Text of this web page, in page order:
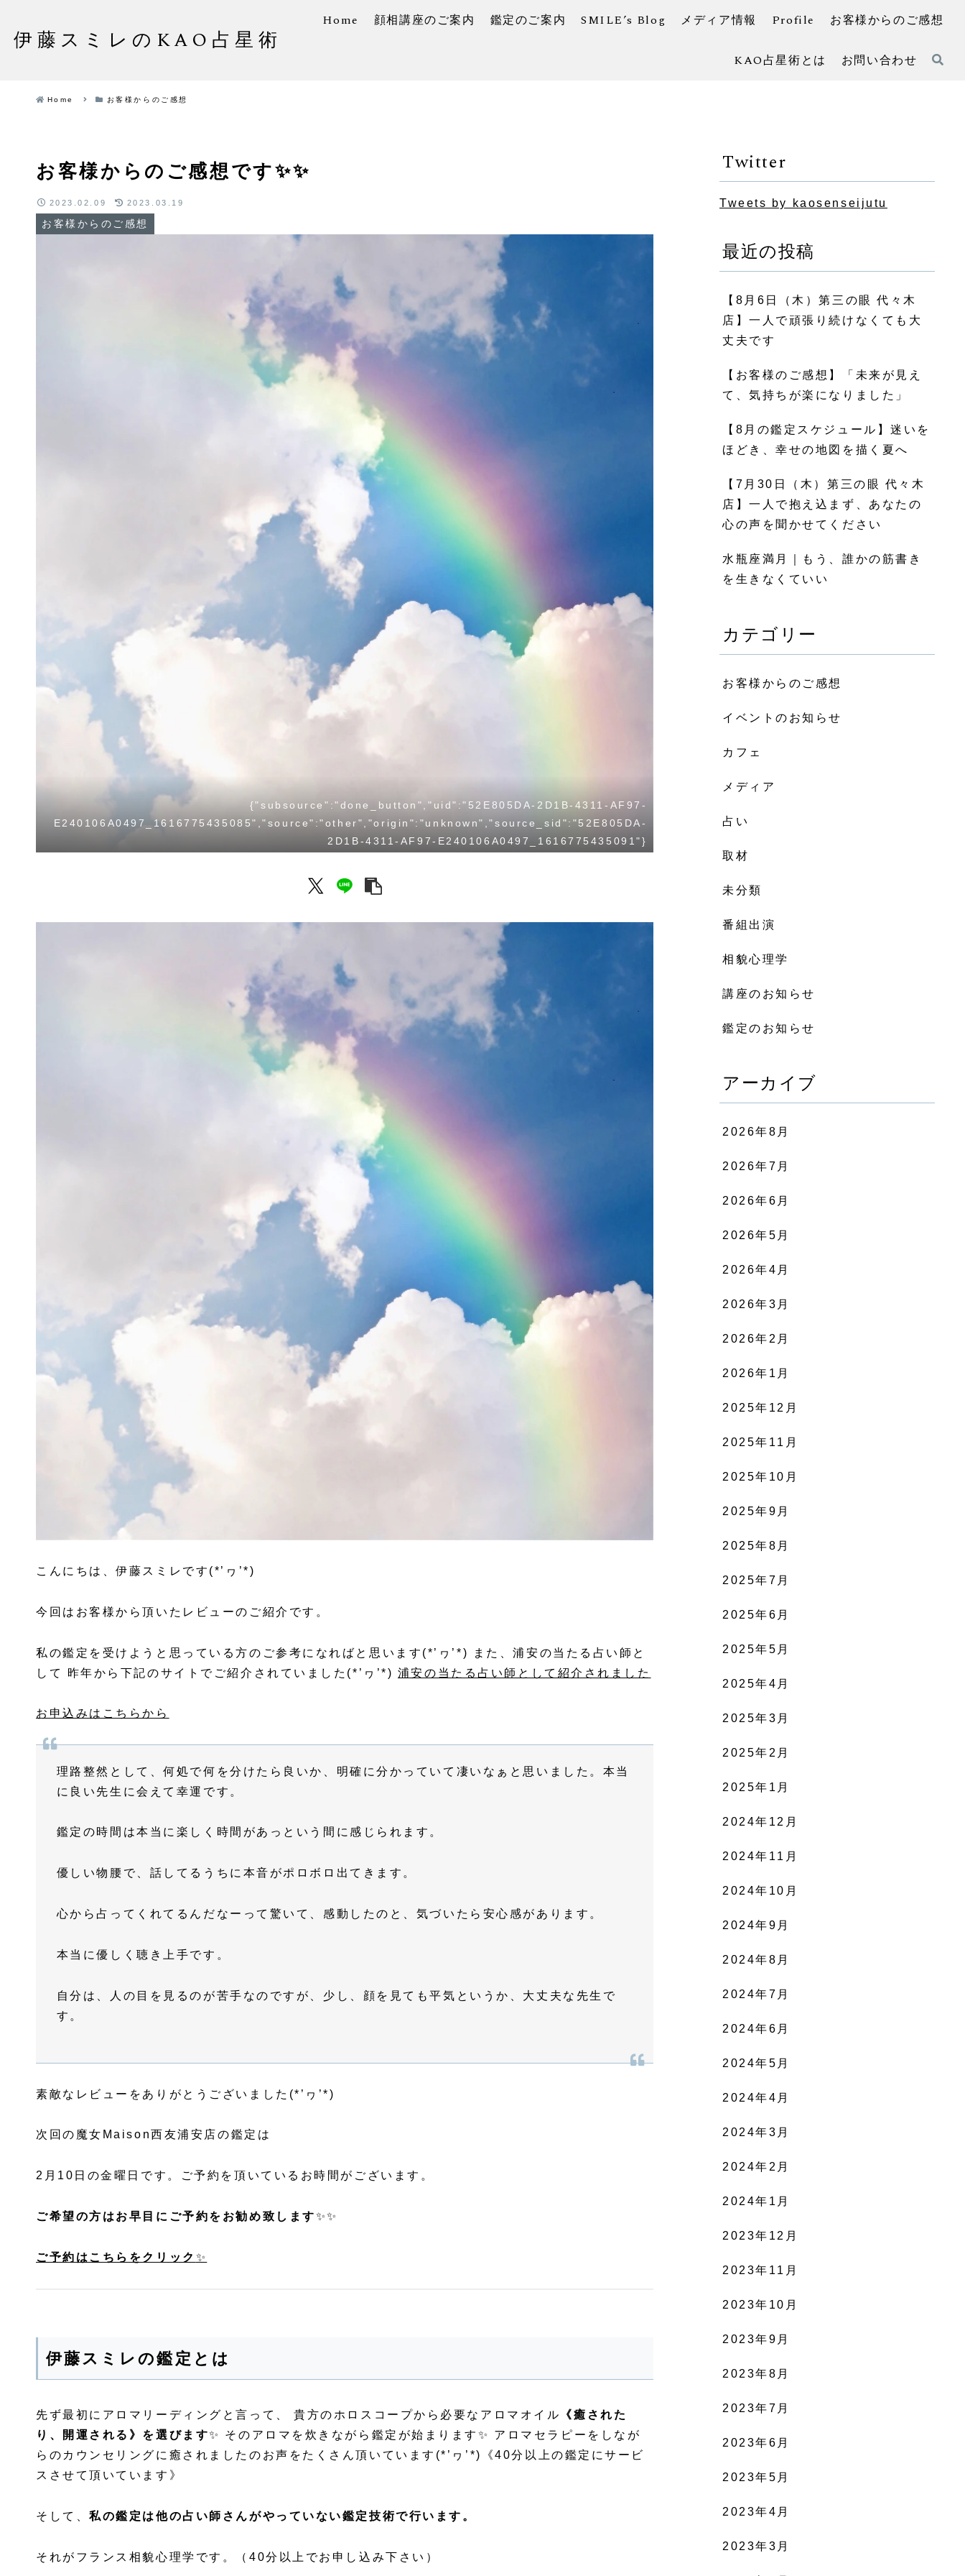
伊藤スミレのKAO占星術
Home 顔相講座のご案内 鑑定のご案内 SMILE’s Blog メディア情報 Profile お客様からのご感想
KAO占星術とは お問い合わせ
Home お客様からのご感想
お客様からのご感想です✨✨
お客様からのご感想
{"subsource":"done_button","uid":"52E805DA-2D1B-4311-AF97-
E240106A0497_1616775435085","source":"other","origin":"unknown","source_sid":"52E805DA-
2D1B-4311-AF97-E240106A0497_1616775435091"}
2023.02.09 2023.03.19
こんにちは、伊藤スミレです(*’ヮ’*)
今回はお客様から頂いたレビューのご紹介です。
私の鑑定を受けようと思っている方のご参考になればと思います(*’ヮ’*) また、浦安の当たる占い師と
して 昨年から下記のサイトでご紹介されていました(*’ヮ’*) 浦安の当たる占い師として紹介されました
お申込みはこちらから
理路整然として、何処で何を分けたら良いか、明確に分かっていて凄いなぁと思いました。本当
に良い先生に会えて幸運です。
鑑定の時間は本当に楽しく時間があっという間に感じられます。
優しい物腰で、話してるうちに本音がポロボロ出てきます。
心から占ってくれてるんだなーって驚いて、感動したのと、気づいたら安心感があります。
本当に優しく聴き上手です。
自分は、人の目を見るのが苦手なのですが、少し、顔を見ても平気というか、大丈夫な先生で
す。
素敵なレビューをありがとうございました(*’ヮ’*)
次回の魔女Maison西友浦安店の鑑定は
2月10日の金曜日です。ご予約を頂いているお時間がございます。
ご希望の方はお早目にご予約をお勧め致します✨✨
ご予約はこちらをクリック ✨
伊藤スミレの鑑定とは
先ず最初にアロマリーディングと言って、 貴方のホロスコープから必要なアロマオイル
《癒された
り、開運される》を選びます✨ そのアロマを炊きながら鑑定が始まります✨ アロマセラピーをしなが
らのカウンセリングに癒されましたのお声をたくさん頂いています(*’ヮ’*)《40分以上の鑑定にサービ
スさせて頂いています》
そして、私の鑑定は他の占い師さんがやっていない鑑定技術で行います。
それがフランス相貌心理学です。（40分以上でお申し込み下さい）
Twitter
Tweets by kaosenseijutu
最近の投稿
【8月6日（木）第三の眼 代々木
店】一人で頑張り続けなくても大
丈夫です
【お客様のご感想】「未来が見え
て、気持ちが楽になりました」
【8月の鑑定スケジュール】迷いを
ほどき、幸せの地図を描く夏へ
【7月30日（木）第三の眼 代々木
店】一人で抱え込まず、あなたの
心の声を聞かせてください
水瓶座満月｜もう、誰かの筋書き
を生きなくていい
カテゴリー
お客様からのご感想
イベントのお知らせ
カフェ
メディア
占い
取材
未分類
番組出演
相貌心理学
講座のお知らせ
鑑定のお知らせ
アーカイブ
2026年8月
2026年7月
2026年6月
2026年5月
2026年4月
2026年3月
2026年2月
2026年1月
2025年12月
2025年11月
2025年10月
2025年9月
2025年8月
2025年7月
2025年6月
2025年5月
2025年4月
2025年3月
2025年2月
2025年1月
2024年12月
2024年11月
2024年10月
2024年9月
2024年8月
2024年7月
2024年6月
2024年5月
2024年4月
2024年3月
2024年2月
2024年1月
2023年12月
2023年11月
2023年10月
2023年9月
2023年8月
2023年7月
2023年6月
2023年5月
2023年4月
2023年3月